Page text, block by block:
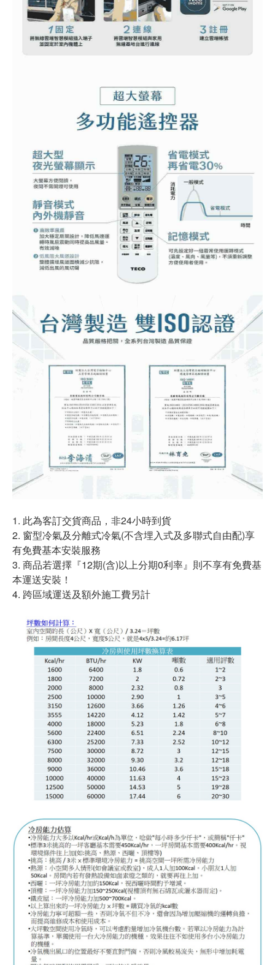
1. 此為客訂交貨商品，非24小時到貨
2. 窗型冷氣及分離式冷氣(不含埋入式及多聯式自由配)享
有免費基本安裝服務
3. 商品若選擇『12期(含)以上分期0利率』則不享有免費基
本運送安裝！
4. 跨區域運送及額外施工費另計